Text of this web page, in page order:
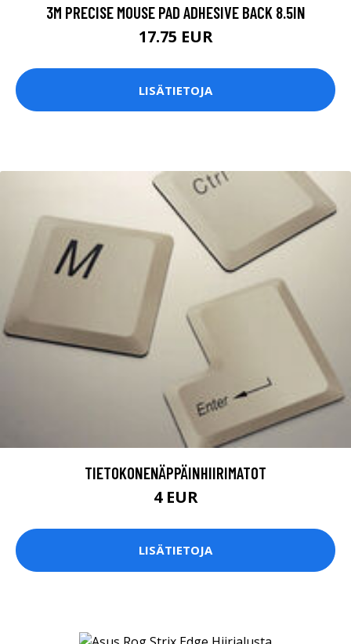
3M PRECISE MOUSE PAD ADHESIVE BACK 8.5IN
17.75 EUR
LISÄTIETOJA
TIETOKONENÄPPÄINHIIRIMATOT
4 EUR
LISÄTIETOJA